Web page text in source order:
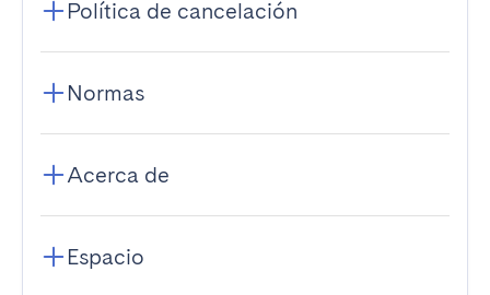
Política de cancelación
Normas
Acerca de
Espacio